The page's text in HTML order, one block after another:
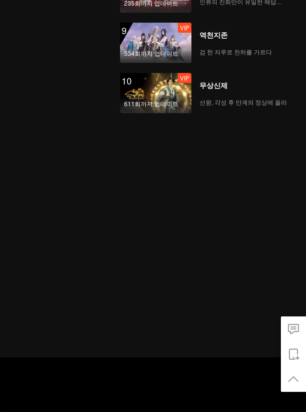
235회까지 업데이트
9
534회까지 업데이트
VIP
역천지존
검 한 자루로 천하를 가르다
10
611회까지 업데이트
VIP
무상신제
선왕, 각성 후 만계의 정상에 올라